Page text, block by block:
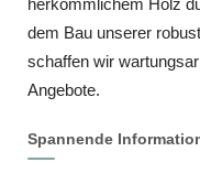
dem Bau unserer
schaffen wir
Angebote.
Spannende